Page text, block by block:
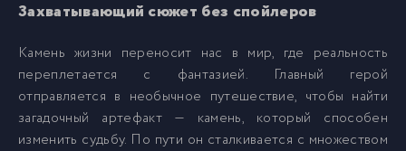
Захватывающий сюжет без спойлеров
Камень жизни переносит нас в мир, где реальность
переплетается с фантазией. Главный герой
отправляется в необычное путешествие, чтобы найти
загадочный артефакт — камень, который способен
изменить судьбу. По пути он сталкивается с множеством